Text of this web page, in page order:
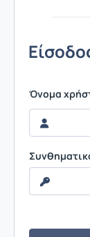
Όνομα